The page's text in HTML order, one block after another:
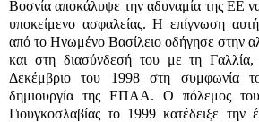
Βοσνία αποκάλυψε την αδυναμία της ΕΕ
υποκείμενο ασφαλείας. Η επίγνωση
από το Ηνωμένο Βασίλειο οδήγησε στην
και στη διασύνδεσή του με τη
Δεκέμβριο του 1998 στη συμφωνία
δημιουργία της ΕΠΑΑ. Ο πόλεμος
Γιουγκοσλαβίας το 1999 κατέδειξε την